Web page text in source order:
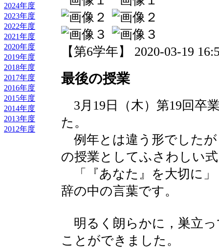
2024年度
2023年度
2022年度
2021年度
2020年度
2019年度
2018年度
2017年度
2016年度
2015年度
2014年度
2013年度
2012年度
【第6学年】 2020-03-19
最後の授業
3月19日（木）第19回卒
た。
例年とは違う形でしたが
の授業としてふさわしい
「『あなた』を大切に」
辞の中の言葉です。
明るく朗らかに，巣立
ことができました。